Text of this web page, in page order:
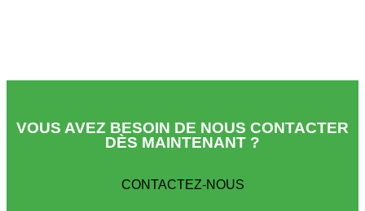
VOUS AVEZ BESOIN DE NOUS CONTACTER
DÈS MAINTENANT ?
CONTACTEZ-NOUS